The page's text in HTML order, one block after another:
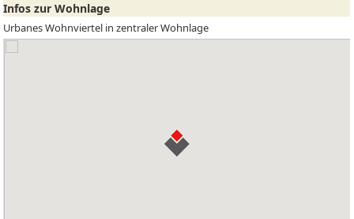
Infos zur Wohnlage
Urbanes Wohnviertel in zentraler Wohnlage